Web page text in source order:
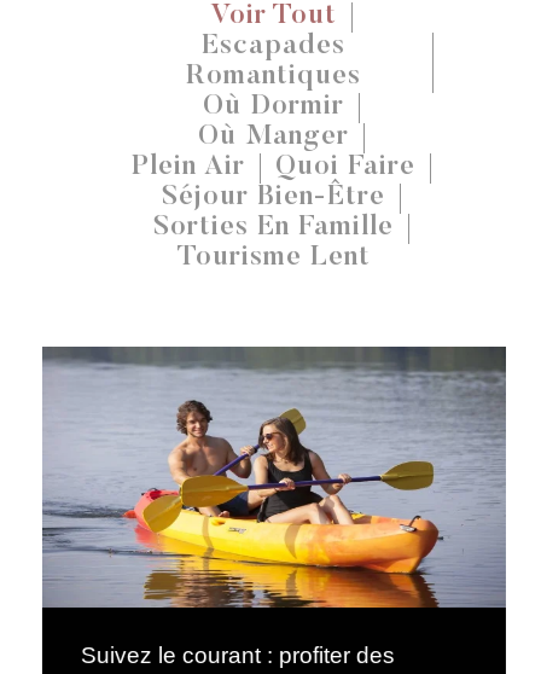
Voir Tout
Escapades
Romantiques
Où Dormir
Où Manger
Plein Air Quoi Faire
Séjour Bien-Être
Sorties En Famille
Tourisme Lent
Suivez le courant : profiter des